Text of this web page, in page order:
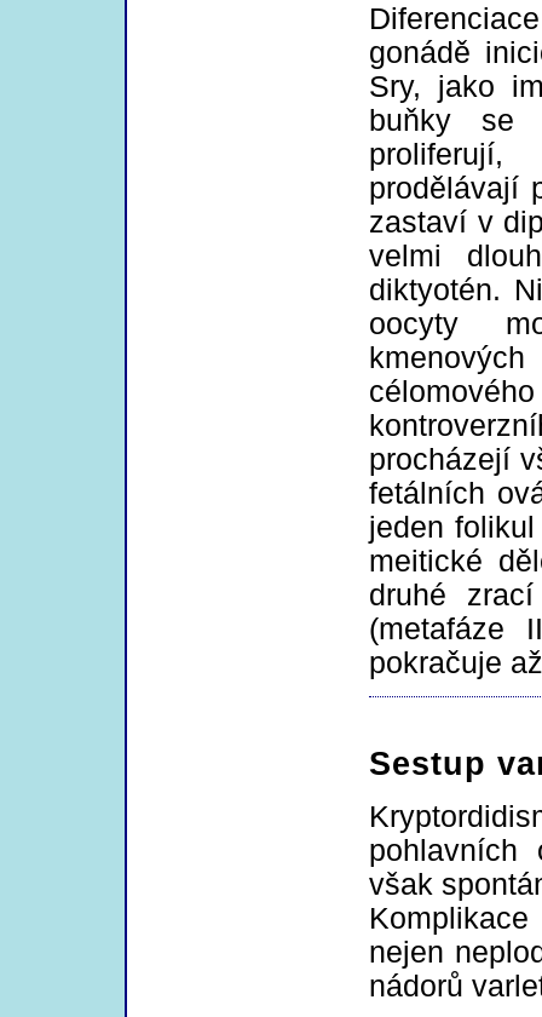
gonádě
Sry, jako
buňky se
prodělávají
zastaví v
velmi
diktyotén.
oocyty
procházejí
fetálních
jeden
meitické
druhé
(metafáze
pokračuje
Sestup
pohlavních
však
nejen
nádorů